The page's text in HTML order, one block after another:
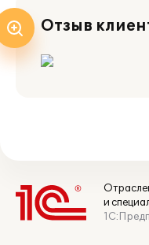
Отзыв
и